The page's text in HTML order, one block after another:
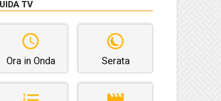
TV
Ora in Onda Serata